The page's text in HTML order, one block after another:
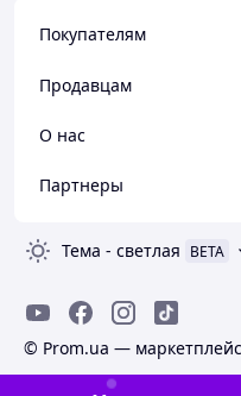
Покупателям
Продавцам
О нас
Партнеры
Тема - светлая BETA
© Prom.ua —